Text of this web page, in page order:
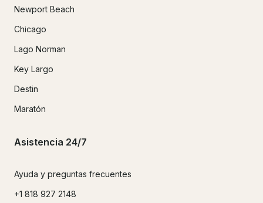
Newport Beach
Chicago
Lago Norman
Key Largo
Destin
Maratón
Asistencia 24/7
Ayuda y preguntas frecuentes
+1 818 927 2148